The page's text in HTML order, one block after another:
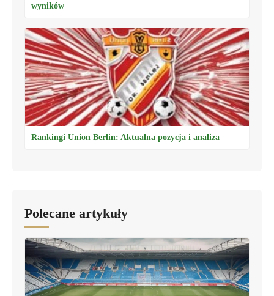
wyników
Rankingi Union Berlin: Aktualna pozycja i analiza
Polecane artykuły